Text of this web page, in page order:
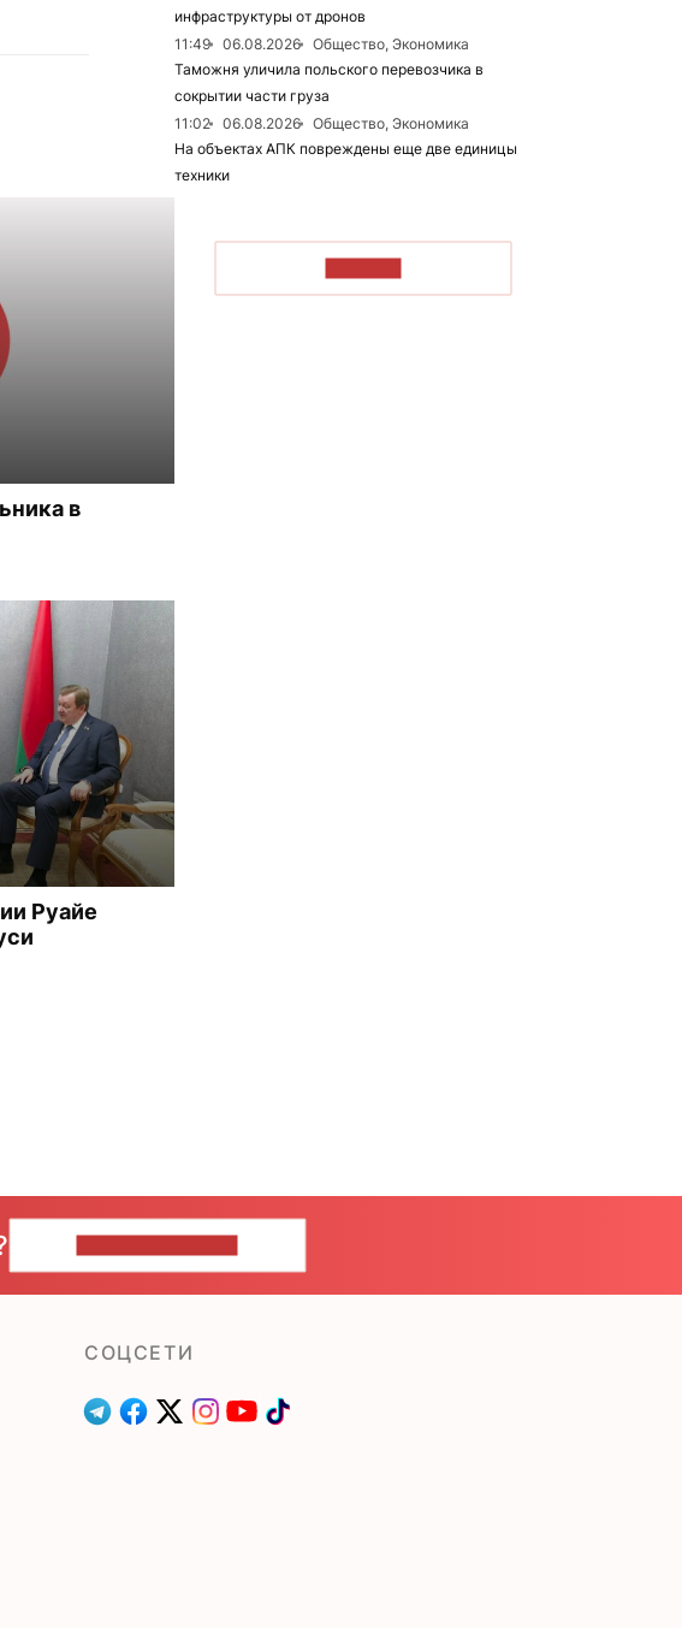
в
Руайе
инфраструктуры от дронов
11:49
06.08.2026
Общество, Экономика
Таможня уличила польского перевозчика в
сокрытии части груза
11:02
06.08.2026
Общество, Экономика
На объектах АПК повреждены еще две единицы
техники
CОЦСЕТИ